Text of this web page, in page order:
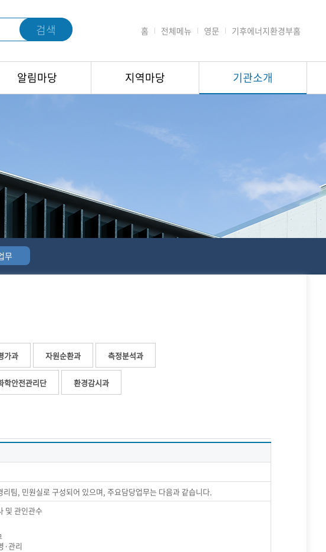
검색 홈 전체메뉴 영문 기후에너지환경부홈
알림마당 지역마당 기관소개
무
가과 자원순환과 측정분석과
학안전관리단 환경감시과
팀, 민원실로 구성되어 있으며, 주요담당업무는 다음과 같습니다.
및 관인관수
·관리